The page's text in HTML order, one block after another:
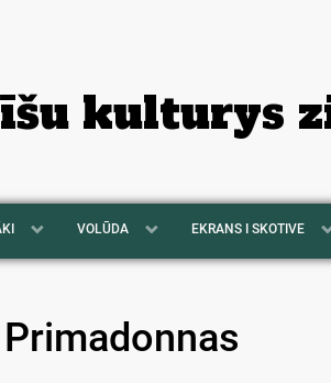
kulturys
VOLŪDA EKRANS I SKOTIVE
Primadonnas